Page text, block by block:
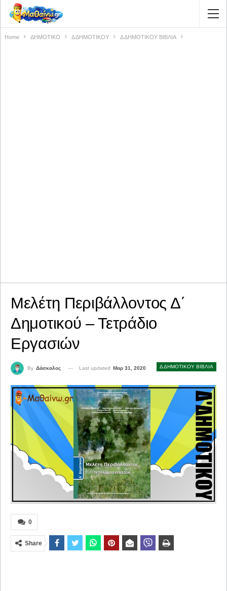
Home ΔΗΜΟΤΙΚΟ Δ ΔΗΜΟΤΙΚΟΥ Δ ΔΗΜΟΤΙΚΟΥ ΒΙΒΛΙΑ
Μελέτη Περιβάλλοντος Δ΄
Δημοτικού – Τετράδιο
Εργασιών
Δ ΔΗΜΟΤΙΚΟΥ ΒΙΒΛΙΑ
By Δάσκαλος Last updated Μαρ 31, 2020
0
Share